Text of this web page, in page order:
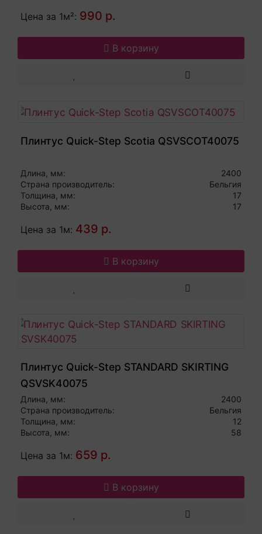
Цена за 1м²: 990 р.
В корзину
Плинтус Quick-Step Scotia QSVSCOT40075
Длина, мм:
2400
Страна производитель:
Бельгия
Толщина, мм:
17
Высота, мм:
17
Цена за 1м: 439 р.
В корзину
Плинтус Quick-Step STANDARD SKIRTING
QSVSK40075
Длина, мм:
2400
Страна производитель:
Бельгия
Толщина, мм:
12
Высота, мм:
58
Цена за 1м: 659 р.
В корзину